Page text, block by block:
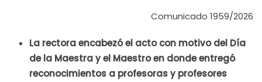
Comunicado 1959/2026
La rectora encabezó el acto con motivo del Día
de la Maestra y el Maestro en donde entregó
reconocimientos a profesoras y profesores